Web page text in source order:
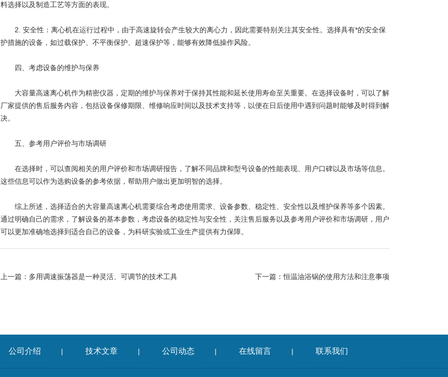
料选择以及制造工艺等方面的表现。
2. 安全性：离心机在运行过程中，由于高速旋转会产生较大的离心力，因此需要特别关注其安全性。选择具有*的安全保
护措施的设备，如过载保护、不平衡保护、超速保护等，能够有效降低操作风险。
四、考虑设备的维护与保养
大容量高速离心机作为精密仪器，定期的维护与保养对于保持其性能和延长使用寿命至关重要。在选择设备时，可以了解
厂家提供的售后服务内容，包括设备保修期限、维修响应时间以及技术支持等，以便在日后使用中遇到问题时能够及时得到解
决。
五、参考用户评价与市场调研
在选择时，可以查阅相关的用户评价和市场调研报告，了解不同品牌和型号设备的性能表现、用户口碑以及市场等信息。
这些信息可以作为选购设备的参考依据，帮助用户做出更加明智的选择。
综上所述，选择适合的大容量高速离心机需要综合考虑使用需求、设备参数、稳定性、安全性以及维护保养等多个因素。
通过明确自己的需求，了解设备的基本参数，考虑设备的稳定性与安全性，关注售后服务以及参考用户评价和市场调研，用户
可以更加准确地选择到适合自己的设备，为科研实验或工业生产提供有力保障。
下一篇：恒温油浴锅的使用方法和注意事项
上一篇： 多用调速振荡器是一种灵活、可调节的技术工具
公司介绍 | 技术文章 | 公司动态 | 在线留言 | 联系我们